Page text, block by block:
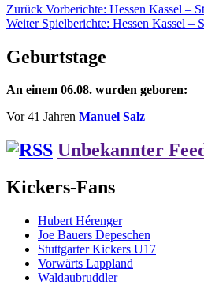
Beitragsnavigation
Zurück Vorheriger
Beitrag:
Vorberichte: Hessen Kassel –
Weiter Nächster
Spielberichte: Hessen Kassel –
Geburtstage
An einem 06.08. wurden geboren:
Vor 41 Jahren Manuel Salz
Unbekannter
Kickers-Fans
Hubert Hérenger
Joe Bauers Depeschen
Stuttgarter Kickers U17
Vorwärts Lappland
Waldaubruddler